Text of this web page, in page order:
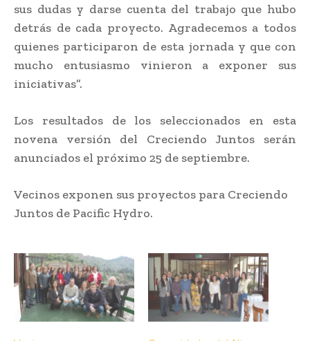
sus dudas y darse cuenta del trabajo que hubo
detrás de cada proyecto. Agradecemos a todos
quienes participaron de esta jornada y que con
mucho entusiasmo vinieron a exponer sus
iniciativas”.
Los resultados de los seleccionados en esta
novena versión del Creciendo Juntos serán
anunciados el próximo 25 de septiembre.
Vecinos exponen sus proyectos para Creciendo
Juntos de Pacific Hydro.